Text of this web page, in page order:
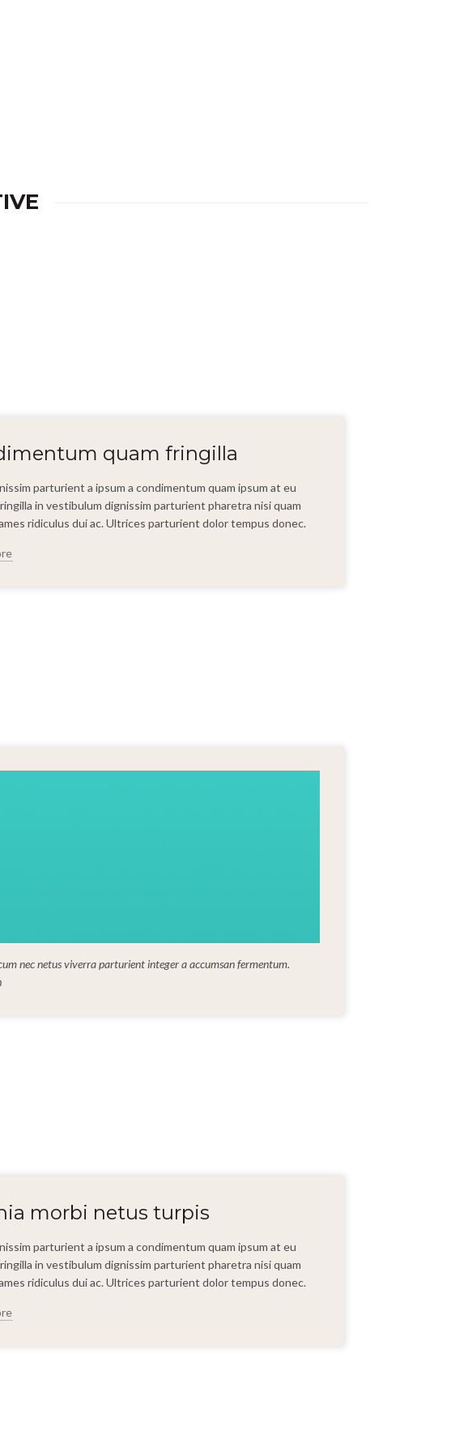
quam fringilla
parturient a ipsum a condimentum quam ipsum at eu
in vestibulum dignissim parturient pharetra nisi quam
ridiculus dui ac. Ultrices parturient dolor tempus donec.
nec netus viverra parturient integer a accumsan fermentum.
morbi netus turpis
parturient a ipsum a condimentum quam ipsum at eu
in vestibulum dignissim parturient pharetra nisi quam
ridiculus dui ac. Ultrices parturient dolor tempus donec.